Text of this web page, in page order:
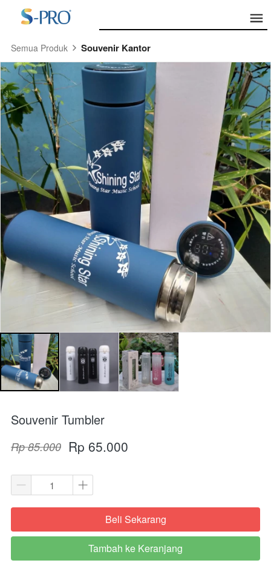
Semua Produk Souvenir Kantor
Souvenir Tumbler
Rp 85.000 Rp 65.000
`Beli Sekarang
`
Tambah ke Keranjang